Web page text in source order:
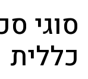
סוגי
כללית